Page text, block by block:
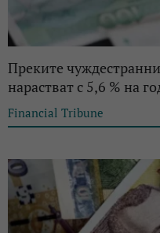
Преките
нарастват с 5,6 % на
Financial Tribune